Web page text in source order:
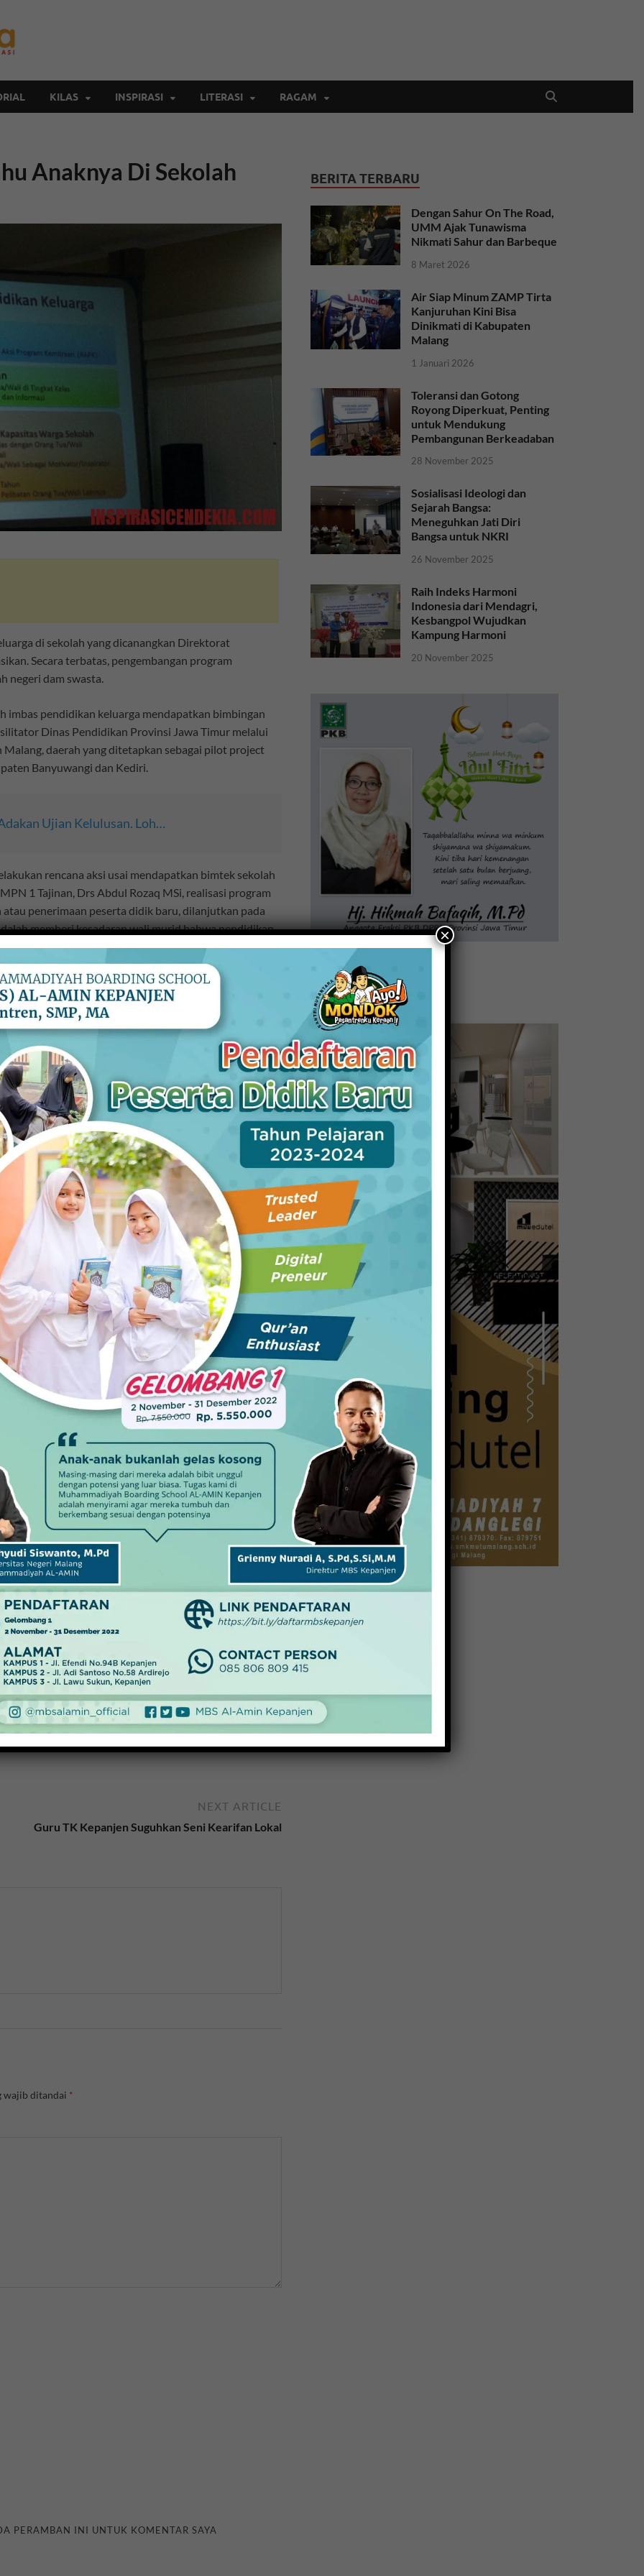
KILAS INSPIRASI LITERASI RAGAM
Anaknya Di Sekolah
di sekolah yang dicanangkan Direktorat
Secara terbatas, pengembangan program
negeri dam swasta.
imbas pendidikan keluarga mendapatkan bimbingan
Dinas Pendidikan Provinsi Jawa Timur melalui
daerah yang ditetapkan sebagai pilot project
Banyuwangi dan Kediri.
Ujian Kelulusan. Loh…
rencana aksi usai mendapatkan bimtek sekolah
1 Tajinan, Drs Abdul Rozaq MSi, realisasi program
penerimaan peserta didik baru, dilanjutkan pada
memberi kesadaran wali murid bahwa pendidikan
ke sekolah, yang penting sudah memenuhi
bahwa perkembangan dan pendidikan anak
(1/12).
dengan membentuk forum wali murid di luar komite.
memperkuat partisipasi mereka mendukung
imbas bisa mendatangkan orang tua yang sukses
motivasi dan menumbuhkan kesadaran partisipasi
mengikuti acara pentas kelas dan menyaksikan
pada orang tua, sehingga mereka juga tahu
anak-anak,” imbuhnya.
percontohan yang ditetapkan Kemdikbud untuk
Enam sekolah diantaranya adalah jenjang SMP,
induk, dan sekolah imbas seperti SMPN 1
2 Singosari, dan SMPN 5 Kepanjen.
TAHU
Saat
Ketahui
Menebar Pemikiran Malik
Fadjar, Dua Buku Kembali
Diluncurkan
16 Maret 2024
NEXT ARTICLE
Guru TK Kepanjen Suguhkan Seni Kearifan Lokal
wajib ditandai *
PERAMBAN INI UNTUK KOMENTAR SAYA
BERITA TERBARU
Dengan Sahur On The Road,
UMM Ajak Tunawisma
Nikmati Sahur dan Barbeque
8 Maret 2026
Air Siap Minum ZAMP Tirta
Kanjuruhan Kini Bisa
Dinikmati di Kabupaten
Malang
1 Januari 2026
Toleransi dan Gotong
Royong Diperkuat, Penting
untuk Mendukung
Pembangunan Berkeadaban
28 November 2025
Sosialisasi Ideologi dan
Sejarah Bangsa:
Meneguhkan Jati Diri
Bangsa untuk NKRI
26 November 2025
Raih Indeks Harmoni
Indonesia dari Mendagri,
Kesbangpol Wujudkan
Kampung Harmoni
20 November 2025
×